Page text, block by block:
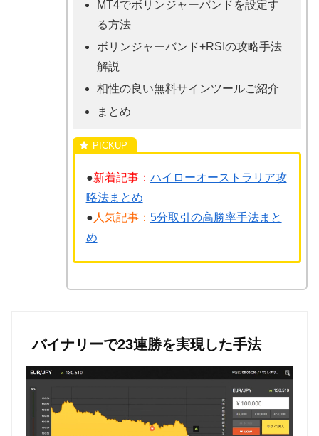
MT4でボリンジャーバンドを設定す
る方法
ボリンジャーバンド+RSIの攻略手法
解説
相性の良い無料サインツールご紹介
まとめ
●新着記事： ハイローオーストラリア攻
略法まとめ
● 人気記事： 5分取引の高勝率手法まと
め
バイナリーで23連勝を実現した手法